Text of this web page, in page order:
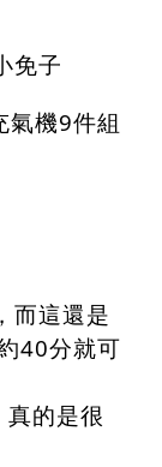
免子
而這還是
40分就可
的是很